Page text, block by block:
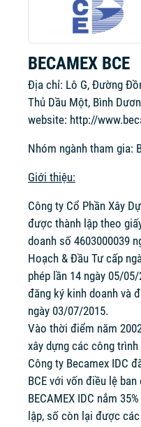
BECAMEX BCE
Địa chỉ: Lô G, Đường
Thủ Dầu Một, Bình
website: http://
Nhóm ngành tham gia:
Giới thiệu:
Công ty Cổ Phần Xây
được thành lập theo
doanh số 4603000039
Hoạch & Đầu Tư cấp
phép lần 14 ngày 05/
đăng ký kinh doanh và
ngày 03/07/2015.
Vào thời điểm năm
xây dựng các công
Công ty Becamex IDC
BCE với vốn điều lệ
BECAMEX IDC nắm
lập, số còn lại được